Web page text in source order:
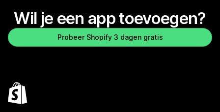
Wil je een app toevoegen?
Probeer Shopify 3 dagen gratis